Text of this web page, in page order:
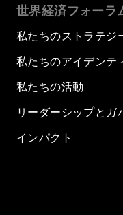
世界経済フォーラ
私たちのストラテジ
私たちのアイデンテ
私たちの活動
リーダーシップとガ
インパクト